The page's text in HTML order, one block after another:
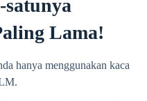
satunya
Lama!
hanya menggunakan kaca